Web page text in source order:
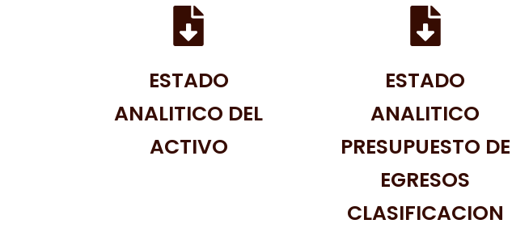
ESTADO
ANALITICO DEL
ACTIVO
ESTADO
ANALITICO
PRESUPUESTO DE
EGRESOS
CLASIFICACION